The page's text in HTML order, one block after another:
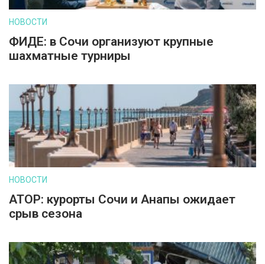
НОВОСТИ
ФИДЕ: в Сочи организуют крупные
шахматные турниры
НОВОСТИ
АТОР: курорты Сочи и Анапы ожидает
срыв сезона